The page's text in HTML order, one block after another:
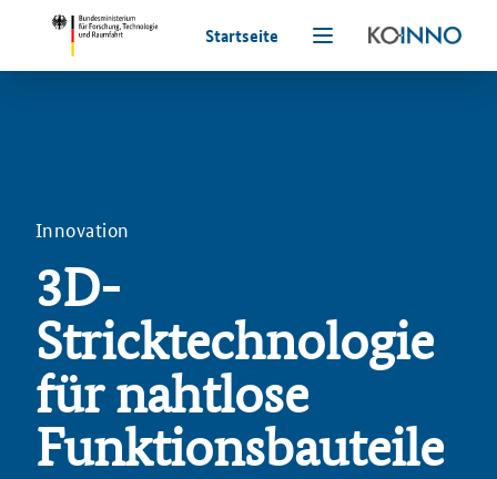
Startseite
Innovation
3D-
Stricktechnologie
für nahtlose
Funktionsbauteile